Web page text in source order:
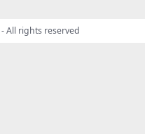
- All rights reserved